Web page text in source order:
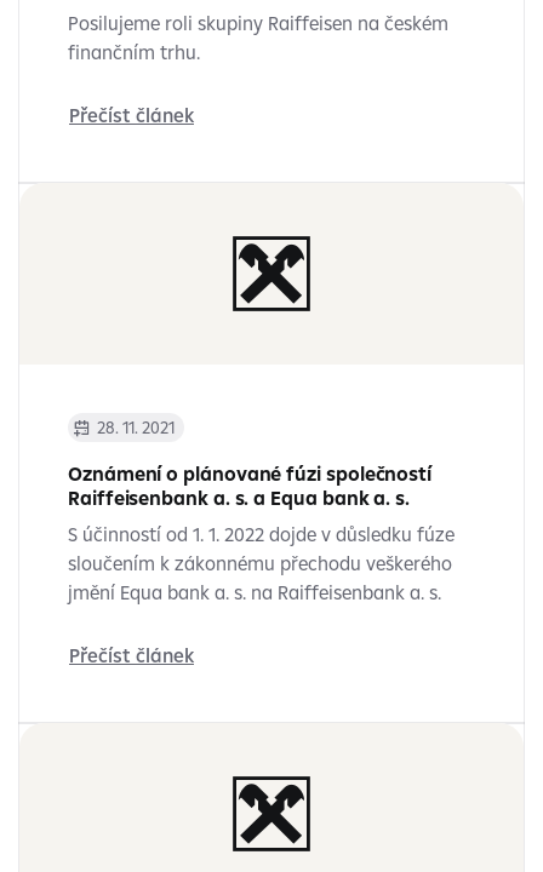
Posilujeme roli skupiny Raiffeisen na českém
finančním trhu.
Přečíst článek
28. 11. 2021
Oznámení o plánované fúzi společností
Raiffeisenbank a. s. a Equa bank a. s.
S účinností od 1. 1. 2022 dojde v důsledku fúze
sloučením k zákonnému přechodu veškerého
jmění Equa bank a. s. na Raiffeisenbank a. s.
Přečíst článek